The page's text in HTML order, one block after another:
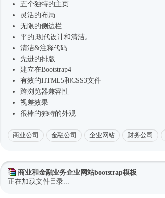
五个独特的主页
灵活的布局
无限的侧边栏
平的,现代设计和清洁。
清洁&注释代码
先进的排版
建立在Bootstrap4
有效的HTML5和CSS3文件
跨浏览器兼容性
视差效果
很棒的独特的外观
商业公司 金融公司 企业网站 财务公司
商业和金融业务企业网站bootstrap模板
正在加载文件目录...